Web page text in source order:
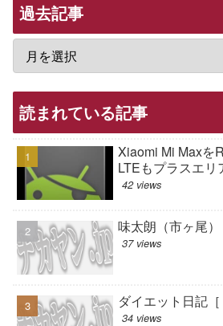
過去記事
読まれている記事
Xiaomi Mi Maxを
LTEもプラスエリ
42 views
味太朗（市ヶ尾）
37 views
ダイエット日記［
34 views